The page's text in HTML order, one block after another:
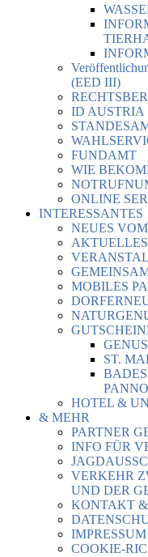
(EED III)
ID AUSTRIA
FUNDAMT
WIE
ONLINE
INTERESSANTES
NEUES
MOBILES
ST.
HOTEL &
& MEHR
PARTNER
INFO FÜR
VERKEHR
UND DER
KONTAKT
IMPRESSUM
COOKIE-